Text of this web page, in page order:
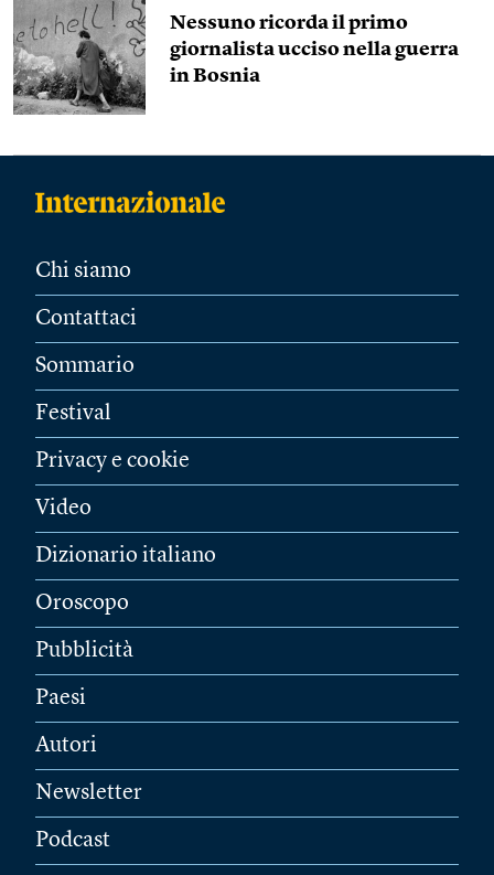
Nessuno ricorda il primo
giornalista ucciso nella guerra
in Bosnia
Chi siamo
Contattaci
Sommario
Festival
Privacy e cookie
Video
Dizionario italiano
Oroscopo
Pubblicità
Paesi
Autori
Newsletter
Podcast